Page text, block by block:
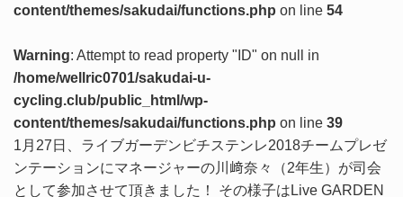
content/themes/sakudai/functions.php on line 54
Warning: Attempt to read property "ID" on null in
/home/wellric0701/sakudai-u-
cycling.club/public_html/wp-
content/themes/sakudai/functions.php on line 39
1月27日、ライブガーデンビチステンレ2018チームプレゼ
ンテーションにマネージャーの川﨑奈々（2年生）が司会
として参加させて頂きました！ その様子はLive GARDEN